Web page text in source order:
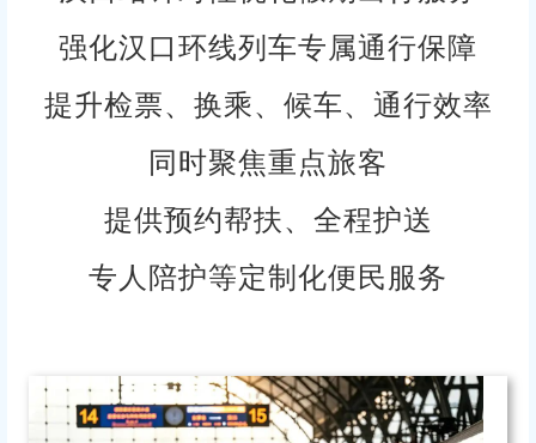
强化汉口环线列车专属通行保障
提升检票、换乘、候车、通行效率
同时聚焦重点旅客
提供预约帮扶、全程护送
专人陪护等定制化便民服务